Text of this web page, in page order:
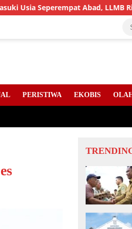
Abad, LLMB Riau, Kepri
PERISTIWA EKOBIS